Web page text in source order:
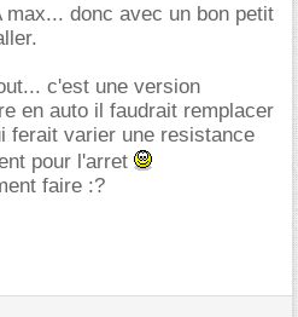
max... donc avec un bon petit
c'est une version
en auto il faudrait remplacer
ferait varier une resistance
pour l'arret
faire :?